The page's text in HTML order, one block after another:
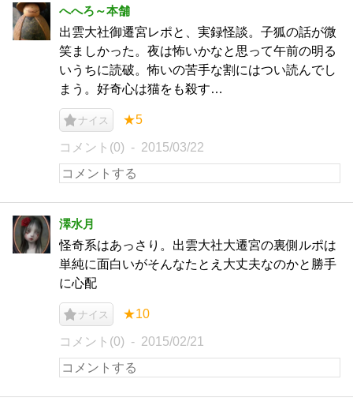
へへろ～本舗
出雲大社御遷宮レポと、実録怪談。子狐の話が微
笑ましかった。夜は怖いかなと思って午前の明る
いうちに読破。怖いの苦手な割にはつい読んでし
まう。好奇心は猫をも殺す…
ナイス ★5
コメント(0) 2015/03/22
澤水月
怪奇系はあっさり。出雲大社大遷宮の裏側ルポは
単純に面白いがそんなたとえ大丈夫なのかと勝手
に心配
ナイス ★10
コメント(0) 2015/02/21